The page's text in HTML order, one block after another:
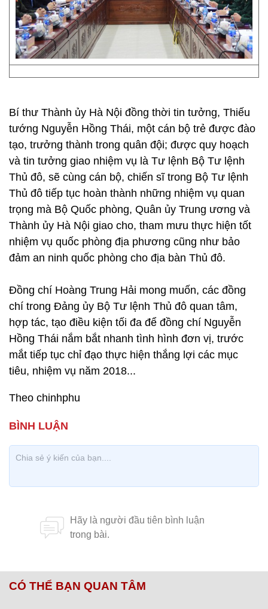
Bí thư Thành ủy Hà Nội đồng thời tin tưởng, Thiếu
tướng Nguyễn Hồng Thái, một cán bộ trẻ được đào
tạo, trưởng thành trong quân đội; được quy hoạch
và tin tưởng giao nhiệm vụ là Tư lệnh Bộ Tư lệnh
Thủ đô, sẽ cùng cán bộ, chiến sĩ trong Bộ Tư lệnh
Thủ đô tiếp tục hoàn thành những nhiệm vụ quan
trọng mà Bộ Quốc phòng, Quân ủy Trung ương và
Thành ủy Hà Nội giao cho, tham mưu thực hiện tốt
nhiệm vụ quốc phòng địa phương cũng như bảo
đảm an ninh quốc phòng cho địa bàn Thủ đô.
Đồng chí Hoàng Trung Hải mong muốn, các đồng
chí trong Đảng ủy Bộ Tư lệnh Thủ đô quan tâm,
hợp tác, tạo điều kiện tối đa để đồng chí Nguyễn
Hồng Thái nắm bắt nhanh tình hình đơn vị, trước
mắt tiếp tục chỉ đạo thực hiện thắng lợi các mục
tiêu, nhiệm vụ năm 2018...
Theo chinhphu
CÓ THỂ BẠN QUAN TÂM